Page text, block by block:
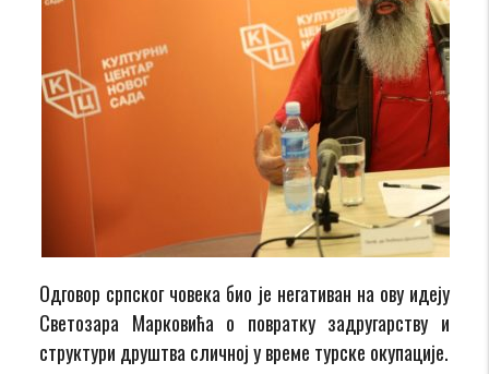
Одговор српског човека био је негативан на ову идеју
Светозара Марковића о повратку задругарству и
структури друштва сличној у време турске окупације.